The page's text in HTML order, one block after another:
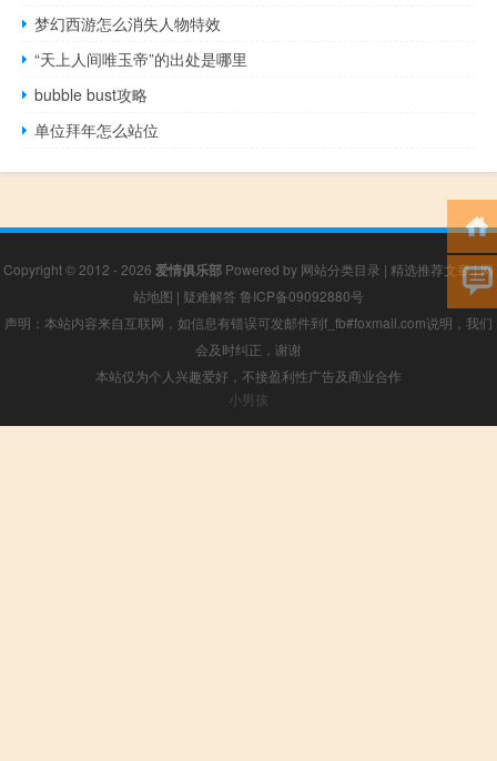
梦幻西游怎么消失人物特效
“天上人间唯玉帝”的出处是哪里
bubble bust攻略
单位拜年怎么站位
Copyright © 2012 - 2026 爱情俱乐部 Powered by 网站分类目录 | 精选推荐文章|网
站地图 | 疑难解答 鲁ICP备09092880号
声明：本站内容来自互联网，如信息有错误可发邮件到f_fb#foxmail.com说明，我们
会及时纠正，谢谢
本站仅为个人兴趣爱好，不接盈利性广告及商业合作
小男孩